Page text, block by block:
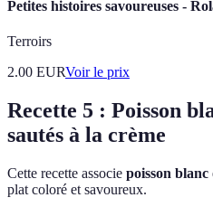
Petites histoires savoureuses -
Terroirs
2.00 EURVoir le prix
Recette 5 : Poisson
sautés à la crème
Cette recette associe poisson blanc
plat coloré et savoureux.